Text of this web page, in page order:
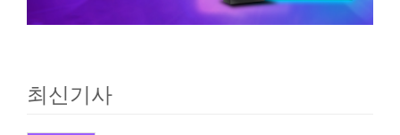
최신기사